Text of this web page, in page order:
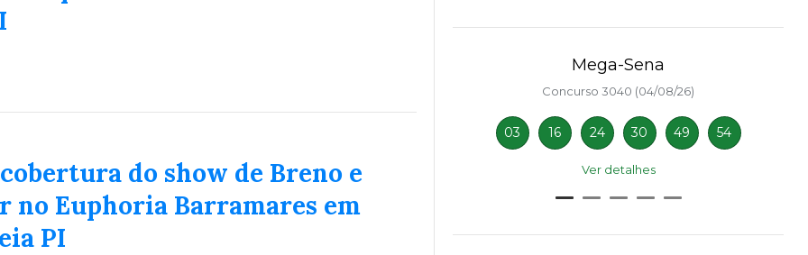
do show de Breno e
no Euphoria Barramares em
PI
56 61
74 93
Ver detalhes
Mega-Sena
Concurso 3040 (04/08/26)
03 16 24 30 49 54
Ver detalhes